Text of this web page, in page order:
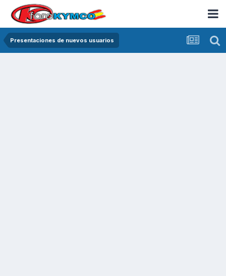
Presentaciones de nuevos usuarios